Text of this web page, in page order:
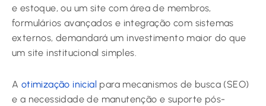
e estoque, ou um site com área de membros,
formulários avançados e integração com sistemas
externos, demandará um investimento maior do que
um site institucional simples.
A otimização inicial para mecanismos de busca (SEO)
e a necessidade de manutenção e suporte pós-